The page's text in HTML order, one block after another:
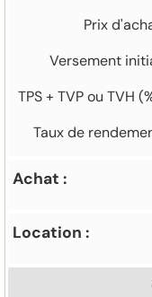
Prix
Versement
TPS + TVP ou TVH
Taux de
Achat :
Location :